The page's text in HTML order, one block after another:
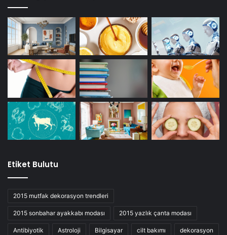
Etiket Bulutu
2015 mutfak dekorasyon trendleri
2015 sonbahar ayakkabı modası 2015 yazlık çanta modası
Antibiyotik Astroloji Bilgisayar cilt bakımı dekorasyon